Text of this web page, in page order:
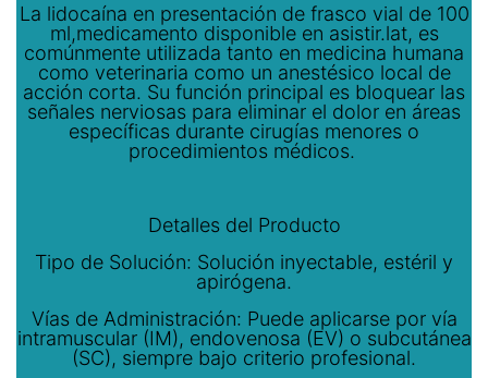
La lidocaína en presentación de frasco vial de 100
ml,medicamento disponible en asistir.lat, es
comúnmente utilizada tanto en medicina humana
como veterinaria como un anestésico local de
acción corta. Su función principal es bloquear las
señales nerviosas para eliminar el dolor en áreas
específicas durante cirugías menores o
procedimientos médicos.
Detalles del Producto
Tipo de Solución: Solución inyectable, estéril y
apirógena.
Vías de Administración: Puede aplicarse por vía
intramuscular (IM), endovenosa (EV) o subcutánea
(SC), siempre bajo criterio profesional.